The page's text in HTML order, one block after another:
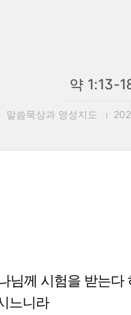
약 1:13-
말씀묵상과 영성지도
님께 시험을 받는
느니라